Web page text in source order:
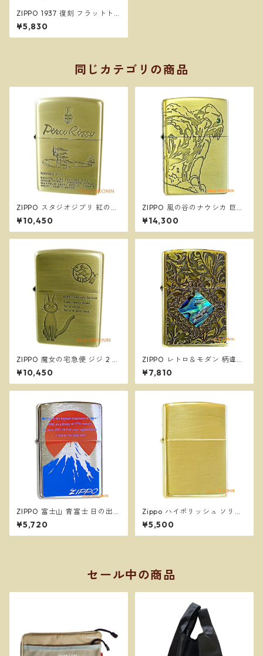
ZIPPO 1937 復刻 フラットト
ップ ハイポリッシュブラス 27
0 真鍮 ダイアゴナルライン 定
番 ジッポー オイルライター
¥5,830
同じカテゴリの商品
ZIPPO スタジオジブリ 紅の豚
サボイア SAVOIA S-21 2 ジッ
ポー オイルライター NZ-50
¥10,450
ZIPPO 風の谷のナウシカ 巨神
兵 NZ-33 スタジオジブリ ジ
ッポー オイルライター
¥14,300
ZIPPO 魔女の宅急便 ジジ 2 ス
タジオジブリ ジッポー オイル
ライター NZ-48
¥10,450
ZIPPO レトロ＆モダン 柄違い
両面加工 シェル 貝貼り ジッポ
ー オイルライター
¥7,810
ZIPPO 富士山 青富士 日の出
縁起物 和柄 ジッポー オイルラ
イター
¥5,720
Zippo ハイポリッシュ ソリッ
ド ブラス 254B High Polish S
olid Brass 定番 ジッポー オイ
ルライター
¥5,500
セール中の商品